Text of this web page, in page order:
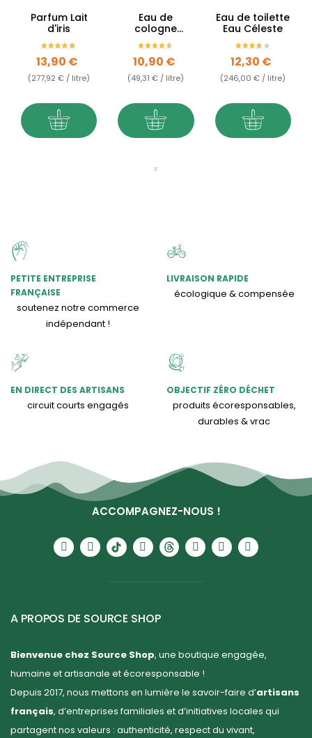
Parfum Lait
d'iris
Prix
13,90 €
(277,92 € / litre)
Eau de
cologne
Florida Water
Prix
10,90 €
(49,31 € / litre)
Eau de toilette
Eau Céleste
Prix
12,30 €
(246,00 € / litre)
PETITE ENTREPRISE
FRANÇAISE
soutenez notre commerce
indépendant !
LIVRAISON RAPIDE
écologique & compensée
EN DIRECT DES ARTISANS
circuit courts engagés
OBJECTIF ZÉRO DÉCHET
produits écoresponsables,
durables & vrac
ACCOMPAGNEZ-NOUS !
A PROPOS DE SOURCE SHOP
Bienvenue chez Source Shop, une boutique engagée,
humaine et artisanale et écoresponsable !
Depuis 2017, nous mettons en lumière le savoir-faire d’artisans
français, d’entreprises familiales et d’initiatives locales qui
partagent nos valeurs : authenticité, respect du vivant,